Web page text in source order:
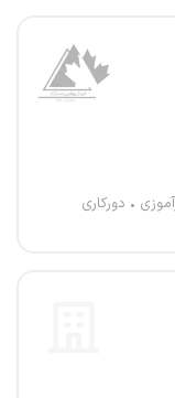
دورکاری